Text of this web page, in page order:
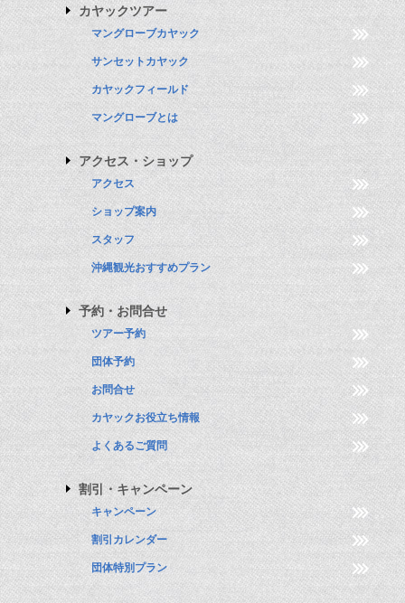
カヤックツアー
マングローブカヤック
サンセットカヤック
カヤックフィールド
マングローブとは
アクセス・ショップ
アクセス
ショップ案内
スタッフ
沖縄観光おすすめプラン
予約・お問合せ
ツアー予約
団体予約
お問合せ
カヤックお役立ち情報
よくあるご質問
割引・キャンペーン
キャンペーン
割引カレンダー
団体特別プラン